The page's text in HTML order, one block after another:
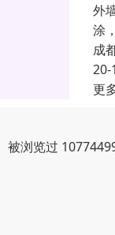
外
涂
成
20-
更
被浏览过